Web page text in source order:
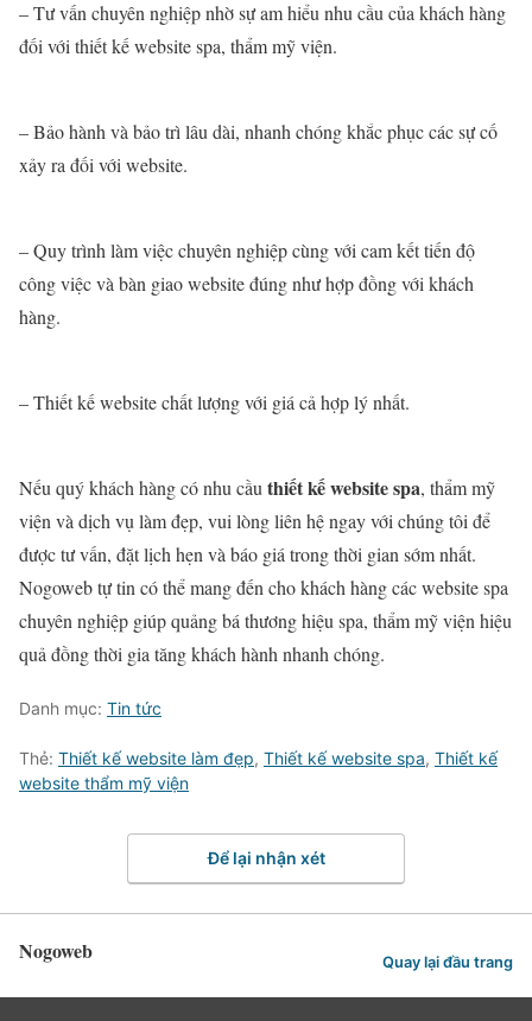
– Tư vấn chuyên nghiệp nhờ sự am hiểu nhu cầu của khách hàng
đối với thiết kế website spa, thẩm mỹ viện.
– Bảo hành và bảo trì lâu dài, nhanh chóng khắc phục các sự cố
xảy ra đối với website.
– Quy trình làm việc chuyên nghiệp cùng với cam kết tiến độ
công việc và bàn giao website đúng như hợp đồng với khách
hàng.
– Thiết kế website chất lượng với giá cả hợp lý nhất.
Nếu quý khách hàng có nhu cầuthiết kế website spa, thẩm mỹ
viện và dịch vụ làm đẹp, vui lòng liên hệ ngay với chúng tôi để
được tư vấn, đặt lịch hẹn và báo giá trong thời gian sớm nhất.
Nogoweb tự tin có thể mang đến cho khách hàng các website spa
chuyên nghiệp giúp quảng bá thương hiệu spa, thẩm mỹ viện hiệu
quả đồng thời gia tăng khách hành nhanh chóng.
Danh mục: Tin tức
Thẻ: Thiết kế website làm đẹp, Thiết kế website spa, Thiết kế
website thẩm mỹ viện
Để lại nhận xét
Nogoweb Quay lại đầu trang